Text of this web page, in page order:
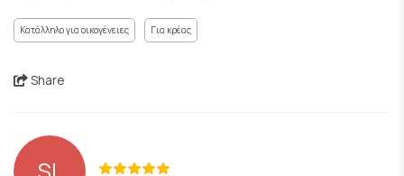
Κατάλληλο για οικογένειες Για κρέας
Share